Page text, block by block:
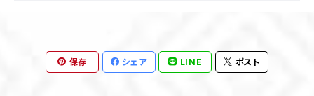
保存 シェア LINE ポスト